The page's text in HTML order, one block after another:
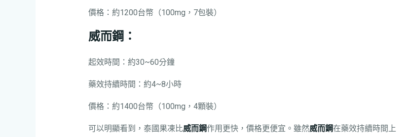
價格：約1200台幣（100mg，7包裝）
威而鋼：
起效時間：約30~60分鐘
藥效持續時間：約4~8小時
價格：約1400台幣（100mg，4顆裝）
可以明顯看到，泰國果凍比威而鋼作用更快，價格更便宜。雖然威而鋼在藥效持續時間上